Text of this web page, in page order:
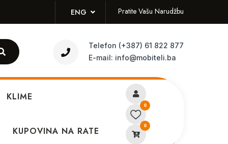
ENG Pratite Vašu Narudžbu
Telefon (+387) 61 822 877
E-mail: info@mobiteli.ba
KLIME
KUPOVINA NA RATE
0
0
pink